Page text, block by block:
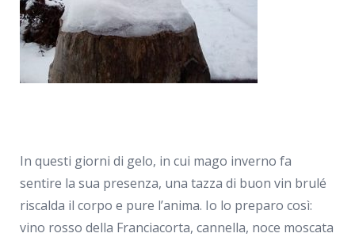
In questi giorni di gelo, in cui mago inverno fa
sentire la sua presenza, una tazza di buon vin brulé
riscalda il corpo e pure l’anima. Io lo preparo così:
vino rosso della Franciacorta, cannella, noce moscata